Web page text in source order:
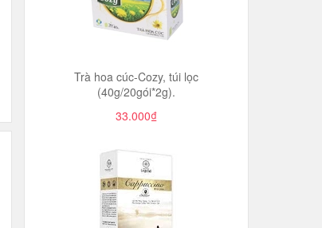
Trà hoa cúc-Cozy, túi lọc
(40g/20gói*2g).
33.000₫